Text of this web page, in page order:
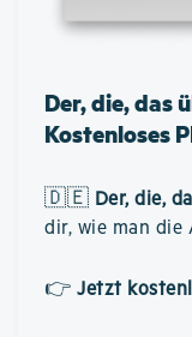
Der, die, das
Kostenloses
🇩🇪 Der, die,
dir, wie man
👉 Jetzt